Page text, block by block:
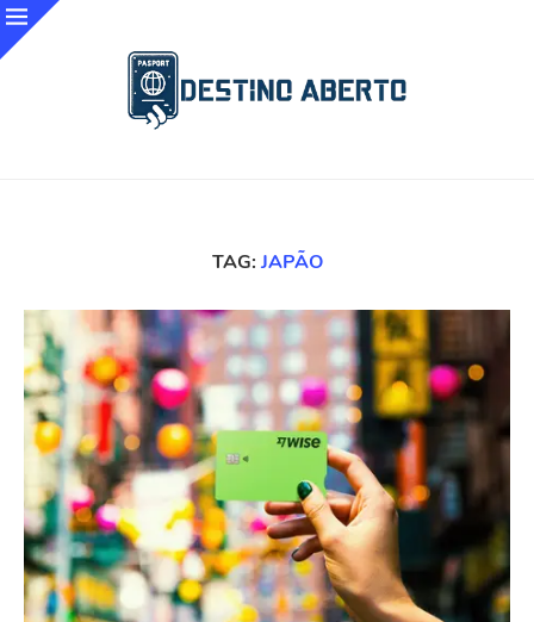
TAG: JAPÃO